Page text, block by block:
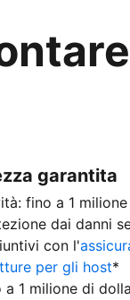
garantita
fino a 1
dai danni
con l'
per gli host*
a 1 milione di